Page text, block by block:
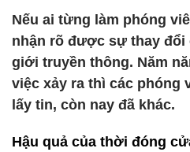
Nếu ai từng làm phóng
nhận rõ được sự thay đổi
giới truyền thông. Năm
việc xảy ra thì các phóng
lấy tin, còn nay đã khác.
Hậu quả của thời đóng